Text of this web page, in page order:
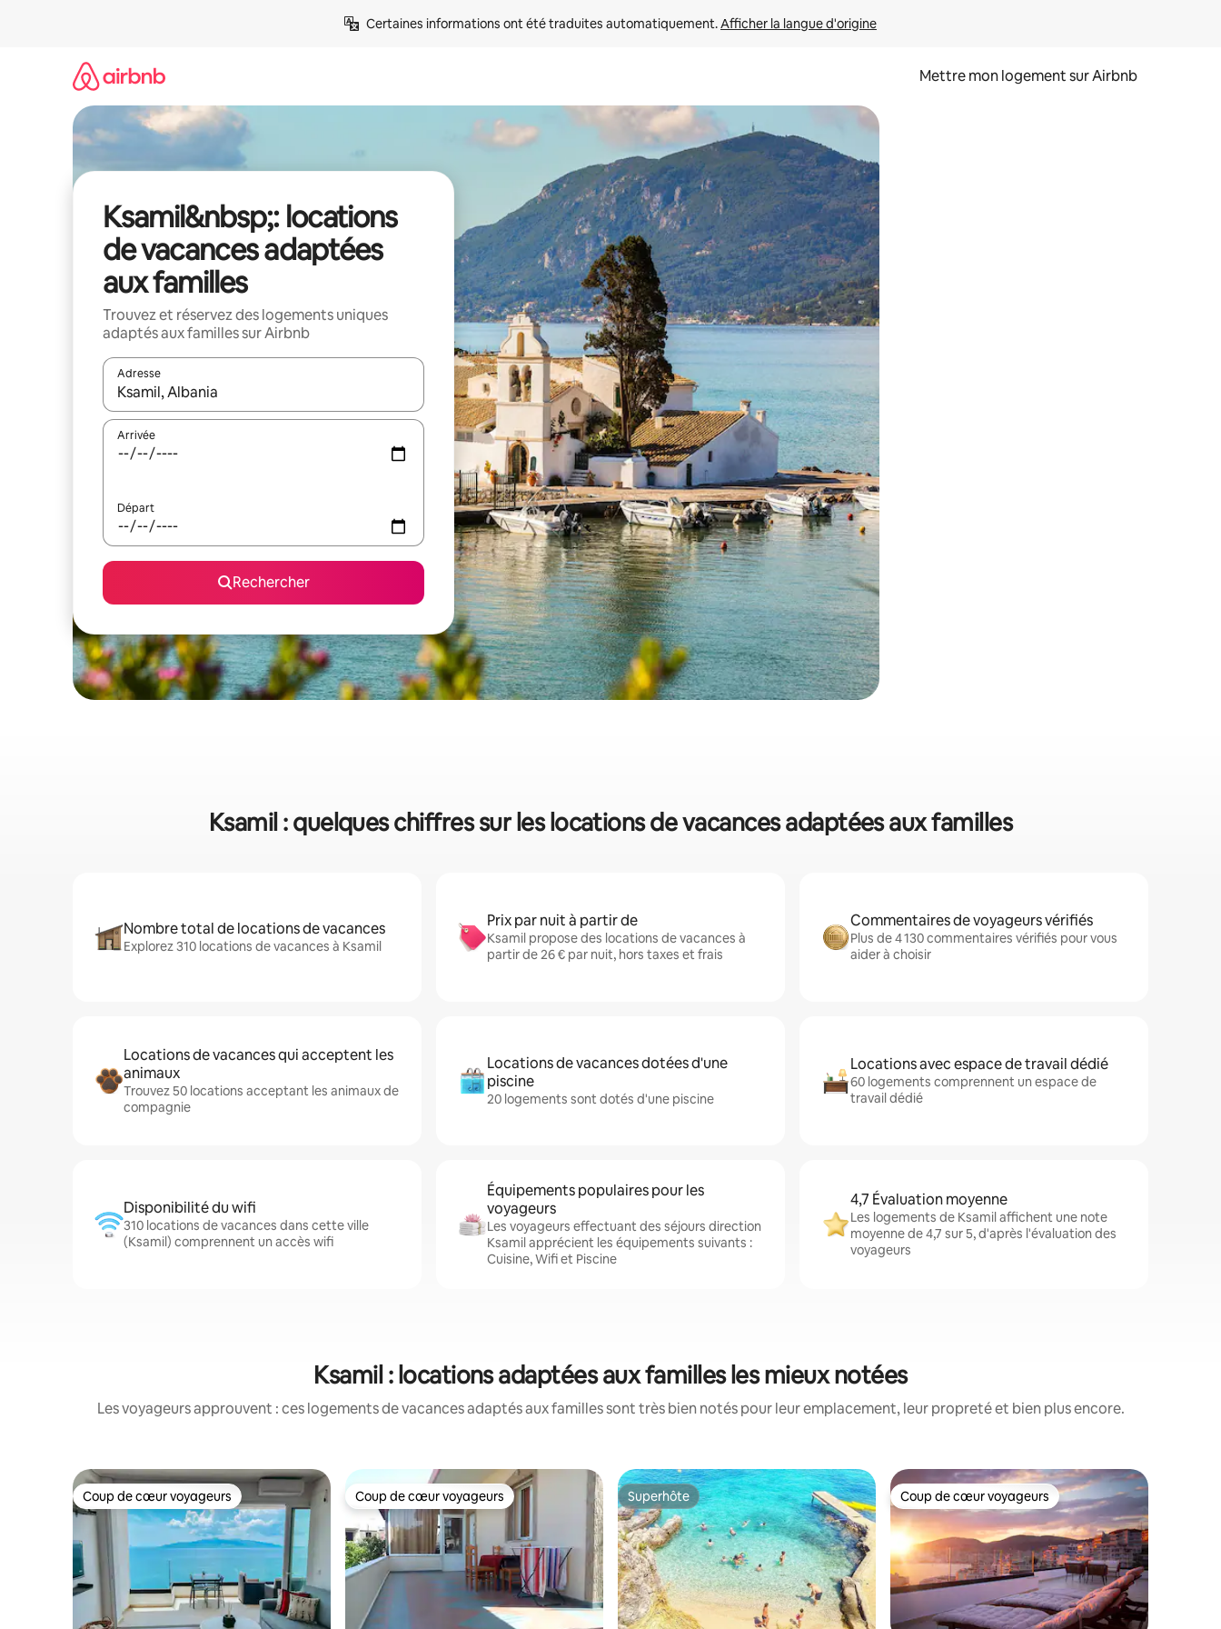
Certaines informations ont été traduites automatiquement. Afficher la langue d'origine
Mettre mon logement sur Airbnb
Ksamil&nbsp;: locations
de vacances adaptées
aux familles
Trouvez et réservez des logements uniques
adaptés aux familles sur Airbnb
Adresse
Lorsque les résultats s'affichent, utilisez les flèches vers le haut et vers le bas pour les parcourir ou en appuyant et en faisant glisser.
Arrivée
Départ
Rechercher
Ksamil : quelques chiffres sur les locations de vacances adaptées aux familles
Nombre total de locations de vacances
Explorez 310 locations de vacances à Ksamil
Prix par nuit à partir de
Ksamil propose des locations de vacances à
partir de 26 € par nuit, hors taxes et frais
Commentaires de voyageurs vérifiés
Plus de 4 130 commentaires vérifiés pour vous
aider à choisir
Locations de vacances qui acceptent les
animaux
Trouvez 50 locations acceptant les animaux de
compagnie
Locations de vacances dotées d'une
piscine
20 logements sont dotés d'une piscine
Locations avec espace de travail dédié
60 logements comprennent un espace de
travail dédié
Disponibilité du wifi
310 locations de vacances dans cette ville
(Ksamil) comprennent un accès wifi
Équipements populaires pour les
voyageurs
Les voyageurs effectuant des séjours direction
Ksamil apprécient les équipements suivants :
Cuisine, Wifi et Piscine
4,7 Évaluation moyenne
Les logements de Ksamil affichent une note
moyenne de 4,7 sur 5, d'après l'évaluation des
voyageurs
Ksamil : locations adaptées aux familles les mieux notées
Les voyageurs approuvent : ces logements de vacances adaptés aux familles sont très bien notés pour leur emplacement, leur propreté et bien plus encore.
Coup de cœur voyageurs
Coup de cœur voyageurs Coup de cœur voyageurs
Coup de cœur voyageurs Superhôte
Superhôte Coup de cœur voyageurs
Coup de cœur voyageurs